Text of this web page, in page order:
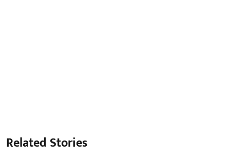
Related Stories